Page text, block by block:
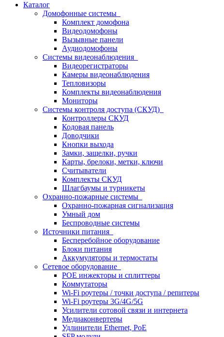
Каталог
Домофонные системы
Комплект домофона
Видеодомофоны
Вызывные панели
Аудиодомофоны
Системы видеонаблюдения
Видеорегистраторы
Камеры видеонаблюдения
Тепловизоры
Комплекты видеонаблюдения
Мониторы
Системы контроля доступа (СКУД)
Контроллеры СКУД
Кодовая панель
Доводчики
Кнопки выхода
Замки, защелки, ручки
Карты, брелоки, метки, ключи
Считыватели
Комплекты СКУД
Шлагбаумы и турникеты
Охранно-пожарные системы
Охранно-пожарная сигнализация
Умный дом
Беспроводные системы
Источники питания
Бесперебойное оборудование
Блоки питания
Аккумуляторы и термостаты
Сетевое оборудование
POE инжекторы и сплиттеры
Коммутаторы
Wi-Fi роутеры / точки доступа / репитеры
Wi-Fi роутеры 3G/4G/5G
Усилители сотовой связи и интернета
Медиаконвертеры
Удлинители Ethernet, PoE